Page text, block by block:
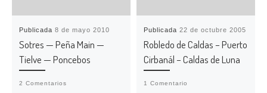
Publicada8 de mayo 2010
Sotres — Peña Main —
Tielve — Poncebos
2 Comentarios
Publicada22 de octubre 2005
Robledo de Caldas – Puerto
Cirbanál – Caldas de Luna
1 Comentario